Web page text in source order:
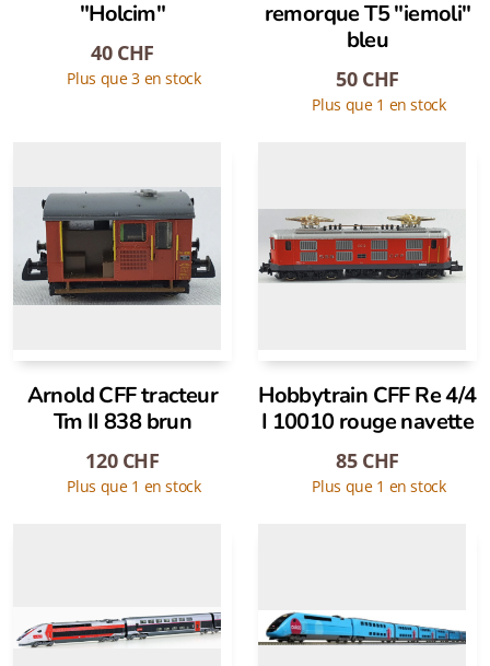
"Holcim"
40CHF
Plus que 3 en stock
remorque T5 "iemoli"
bleu
50CHF
Plus que 1 en stock
Arnold CFF tracteur
Tm II 838 brun
120CHF
Plus que 1 en stock
Hobbytrain CFF Re 4/4
I 10010 rouge navette
85CHF
Plus que 1 en stock